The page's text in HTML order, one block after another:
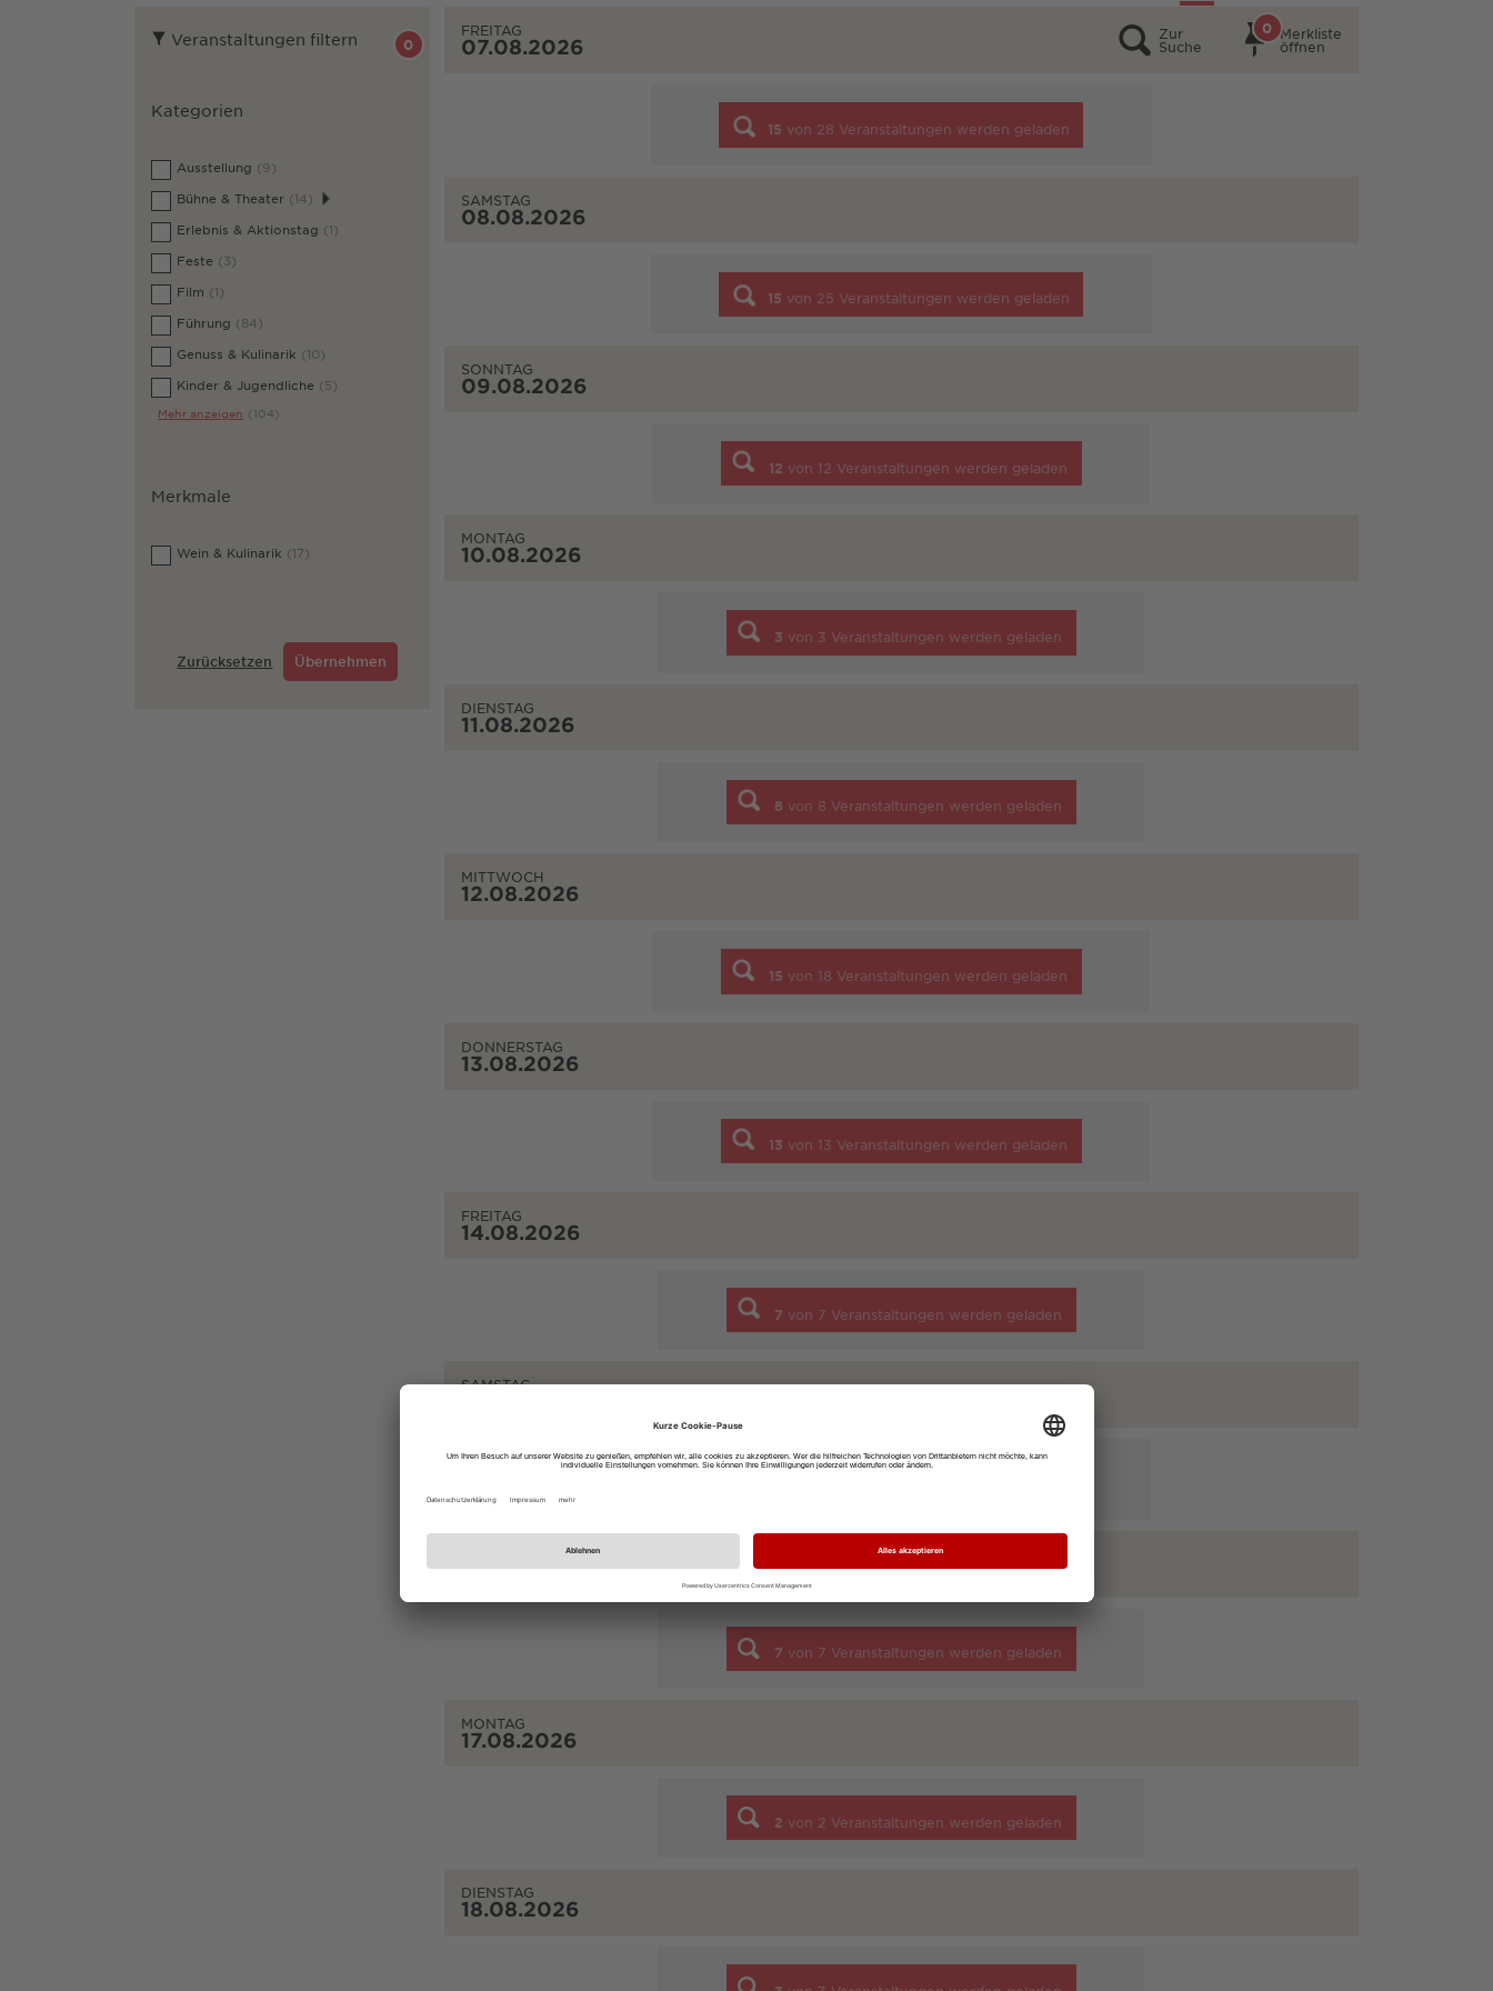
Veranstaltungen filtern 0
Kategorien
Ausstellung (9)
Bühne & Theater (14)
Erlebnis & Aktionstag (1)
Feste (3)
Film (1)
Führung (84)
Genuss & Kulinarik (10)
Kinder & Jugendliche (5)
Mehr anzeigen (104)
Merkmale
Wein & Kulinarik (17)
Zurücksetzen Übernehmen
Zur
Suche
Merkliste
öffnen
0
FREITAG
07.08.2026
15 von 28 Veranstaltungen werden geladen
SAMSTAG
08.08.2026
15 von 25 Veranstaltungen werden geladen
SONNTAG
09.08.2026
12 von 12 Veranstaltungen werden geladen
MONTAG
10.08.2026
3 von 3 Veranstaltungen werden geladen
DIENSTAG
11.08.2026
8 von 8 Veranstaltungen werden geladen
MITTWOCH
12.08.2026
15 von 18 Veranstaltungen werden geladen
DONNERSTAG
13.08.2026
13 von 13 Veranstaltungen werden geladen
FREITAG
14.08.2026
7 von 7 Veranstaltungen werden geladen
SAMSTAG
16.08.2026
7 von 7 Veranstaltungen werden geladen
MONTAG
17.08.2026
2 von 2 Veranstaltungen werden geladen
DIENSTAG
18.08.2026